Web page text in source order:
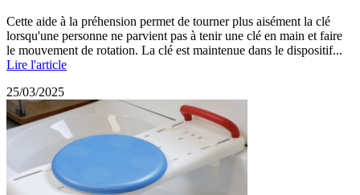
Cette aide à la préhension permet de tourner plus aisément la clé
lorsqu'une personne ne parvient pas à tenir une clé en main et faire
le mouvement de rotation. La clé est maintenue dans le dispositif...
Lire l'article
25/03/2025